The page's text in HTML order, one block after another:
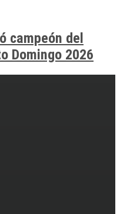
campeón del
Domingo 2026